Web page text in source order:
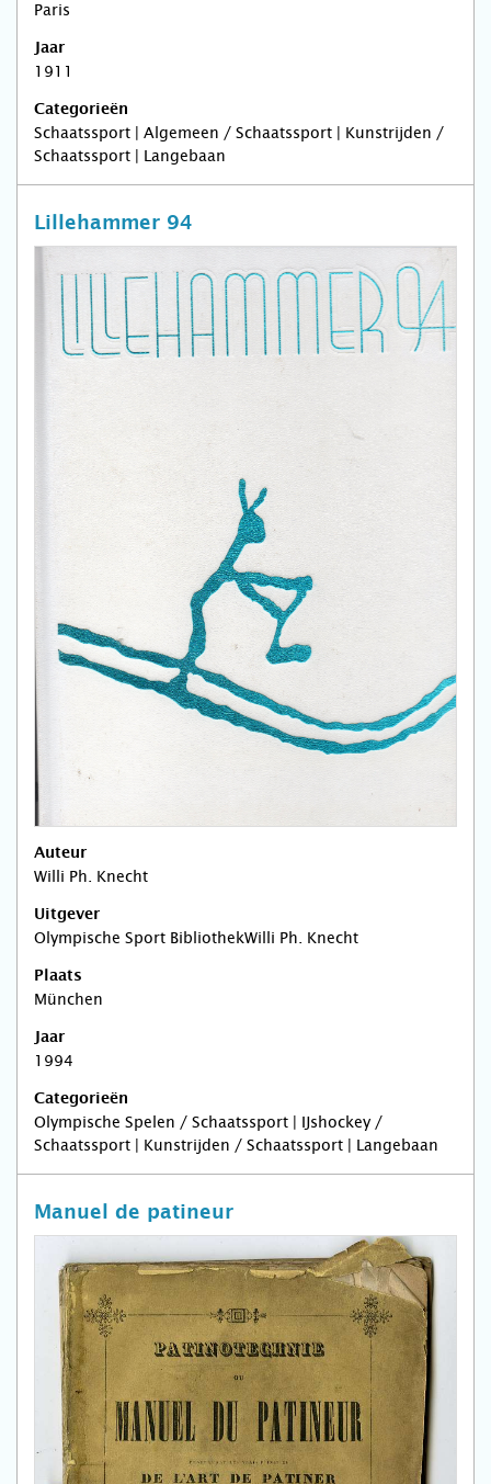
Paris
Jaar
1911
Categorieën
Schaatssport | Algemeen / Schaatssport | Kunstrijden /
Schaatssport | Langebaan
Lillehammer 94
Auteur
Willi Ph. Knecht
Uitgever
Olympische Sport BibliothekWilli Ph. Knecht
Plaats
München
Jaar
1994
Categorieën
Olympische Spelen / Schaatssport | IJshockey /
Schaatssport | Kunstrijden / Schaatssport | Langebaan
Manuel de patineur